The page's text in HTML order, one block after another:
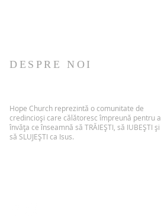
DESPRE NOI
Hope Church reprezintă o comunitate de
credincioși care călătoresc împreună pentru a
învăța ce înseamnă să TRĂIEȘTI, să IUBEȘTI și
să SLUJEȘTI ca Isus.